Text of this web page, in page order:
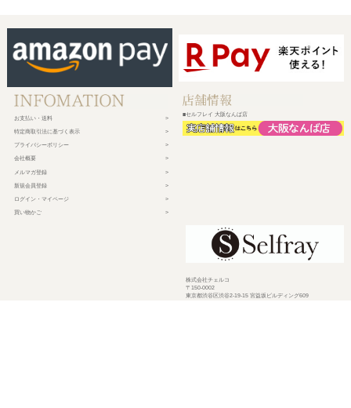
お支払い・送料
特定商取引法に基づく表示
プライバシーポリシー
会社概要
メルマガ登録
新規会員登録
ログイン・マイページ
買い物かご
■セルフレイ 大阪なんば店
株式会社チェルコ
〒150-0002
東京都渋谷区渋谷2-19-15 宮益坂ビルディング609